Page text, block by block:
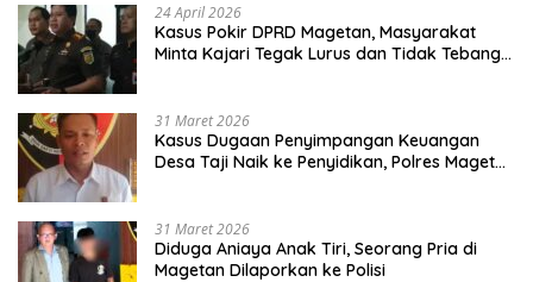
24 April 2026
Kasus Pokir DPRD Magetan, Masyarakat
Minta Kajari Tegak Lurus dan Tidak Tebang
31 Maret 2026
Kasus Dugaan Penyimpangan Keuangan
Desa Taji Naik ke Penyidikan, Polres Magetan
31 Maret 2026
Diduga Aniaya Anak Tiri, Seorang Pria di
Magetan Dilaporkan ke Polisi